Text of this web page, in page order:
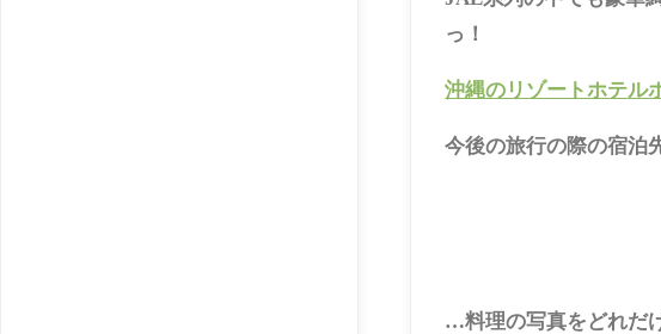
っ！
沖縄のリゾートホテル
今後の旅行の際の宿泊
…料理の写真をどれだ